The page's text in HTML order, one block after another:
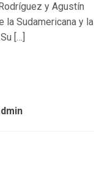
y Agustín
la Sudamericana y la
[…]